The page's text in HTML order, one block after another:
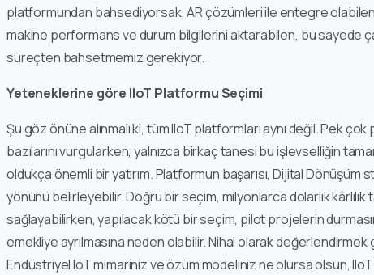
platformundan bahsediyorsak, AR çözümleri ile entegre
makine performans ve durum bilgilerini aktarabilen, bu sayede
süreçten bahsetmemiz gerekiyor.
Yeteneklerine göre IIoT Platformu Seçimi
Şu göz önüne alınmalı ki, tüm IIoT platformları aynı değil. Pek
bazılarını vurgularken, yalnızca birkaç tanesi bu işlevselliğin
oldukça önemli bir yatırım. Platformun başarısı, Dijital Dönüşüm
yönünü belirleyebilir. Doğru bir seçim, milyonlarca dolarlık kârlılık
sağlayabilirken, yapılacak kötü bir seçim, pilot projelerin
emekliye ayrılmasına neden olabilir. Nihai olarak
Endüstriyel IoT mimariniz ve özüm modeliniz ne olursa olsun,